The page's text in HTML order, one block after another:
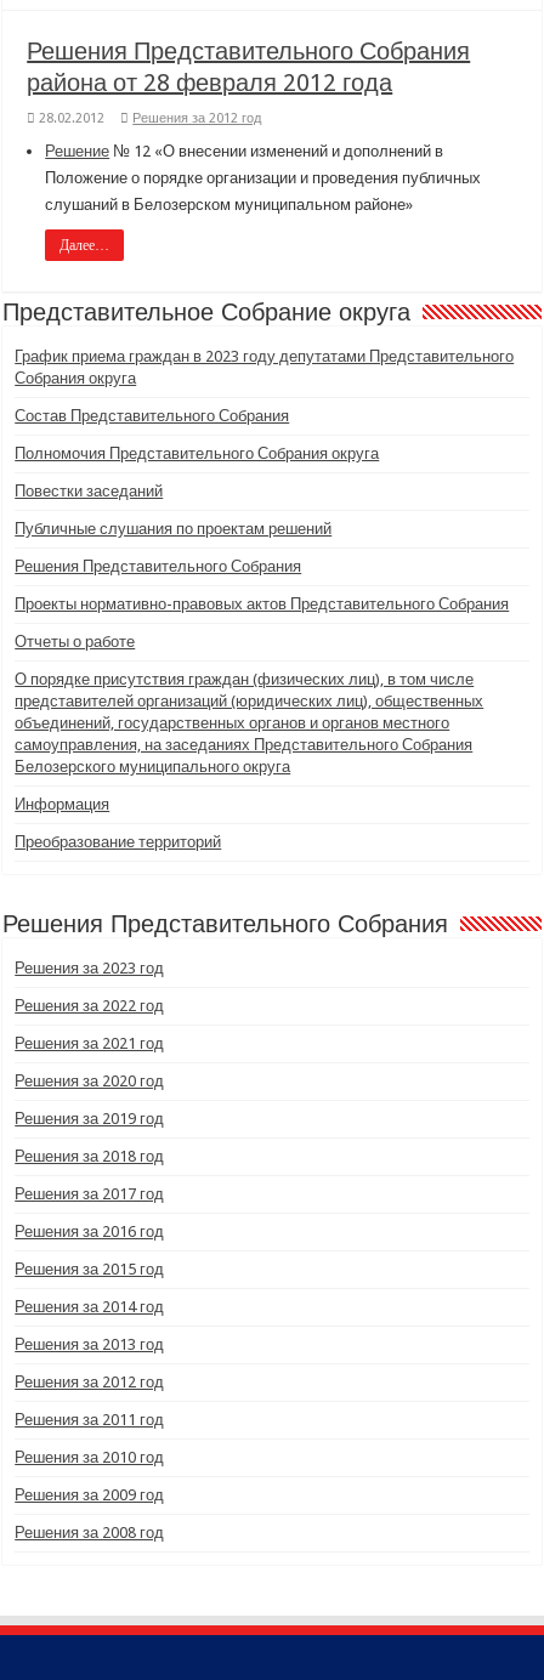
Решения Представительного Собрания
района от 28 февраля 2012 года
28.02.2012 Решения за 2012 год
Решение № 12 «О внесении изменений и дополнений в
Положение о порядке организации и проведения публичных
слушаний в Белозерском муниципальном районе»
Далее…
Представительное Собрание округа
График приема граждан в 2023 году депутатами Представительного
Собрания округа
Состав Представительного Собрания
Полномочия Представительного Собрания округа
Повестки заседаний
Публичные слушания по проектам решений
Решения Представительного Собрания
Проекты нормативно-правовых актов Представительного Собрания
Отчеты о работе
О порядке присутствия граждан (физических лиц), в том числе
представителей организаций (юридических лиц), общественных
объединений, государственных органов и органов местного
самоуправления, на заседаниях Представительного Собрания
Белозерского муниципального округа
Информация
Преобразование территорий
Решения Представительного Собрания
Решения за 2023 год
Решения за 2022 год
Решения за 2021 год
Решения за 2020 год
Решения за 2019 год
Решения за 2018 год
Решения за 2017 год
Решения за 2016 год
Решения за 2015 год
Решения за 2014 год
Решения за 2013 год
Решения за 2012 год
Решения за 2011 год
Решения за 2010 год
Решения за 2009 год
Решения за 2008 год